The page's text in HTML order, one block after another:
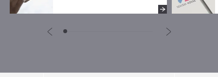
労働安全衛生
サプライチェーン・マネジメント